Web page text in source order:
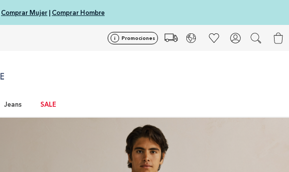
Comprar Mujer | Comprar Hombre
Promociones
Jeans SALE